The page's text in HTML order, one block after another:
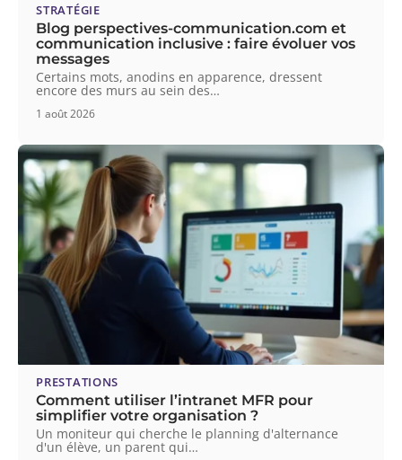
STRATÉGIE
Blog perspectives-communication.com et
communication inclusive : faire évoluer vos
messages
Certains mots, anodins en apparence, dressent
encore des murs au sein des…
1 août 2026
PRESTATIONS
Comment utiliser l’intranet MFR pour
simplifier votre organisation ?
Un moniteur qui cherche le planning d'alternance
d'un élève, un parent qui…